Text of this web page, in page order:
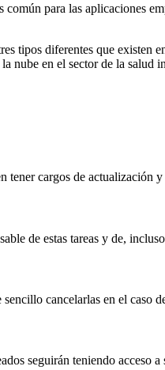
para las aplicaciones
tipos diferentes que
nube en el sector de la
tener cargos de actualización
de estas tareas y de,
cancelarlas en el caso
seguirán teniendo acceso